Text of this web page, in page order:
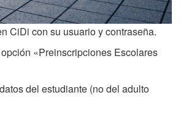
CiDi con su usuario y contraseña.
«Preinscripciones Escolares
del estudiante (no del adulto